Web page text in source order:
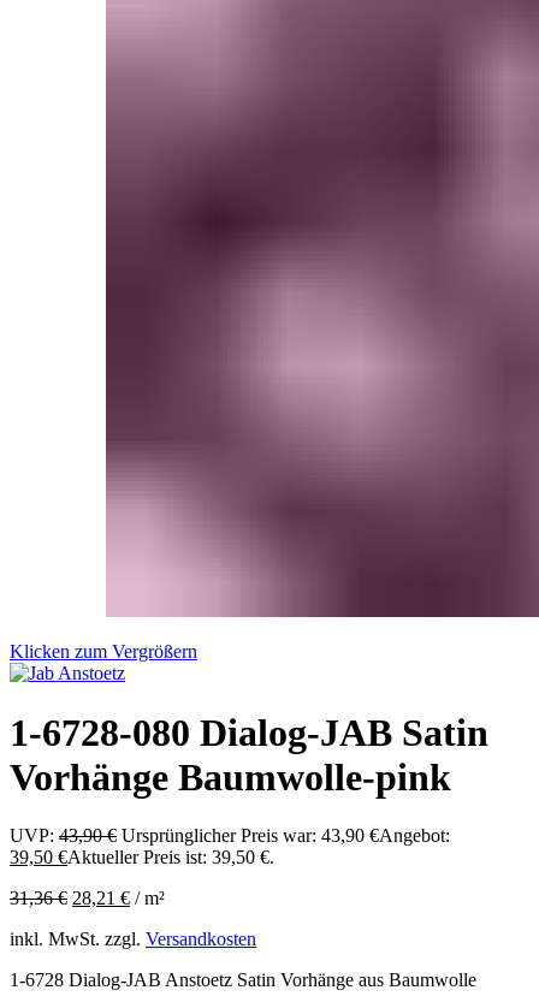
Klicken zum Vergrößern
1-6728-080 Dialog-JAB Satin
Vorhänge Baumwolle-pink
UVP: 43,90€ Ursprünglicher Preis war: 43,90 €Angebot:
39,50 €Aktueller Preis ist: 39,50 €.
31,36€ 28,21 € /m²
inkl. MwSt. zzgl. Versandkosten
1-6728 Dialog-JAB Anstoetz Satin Vorhänge aus Baumwolle